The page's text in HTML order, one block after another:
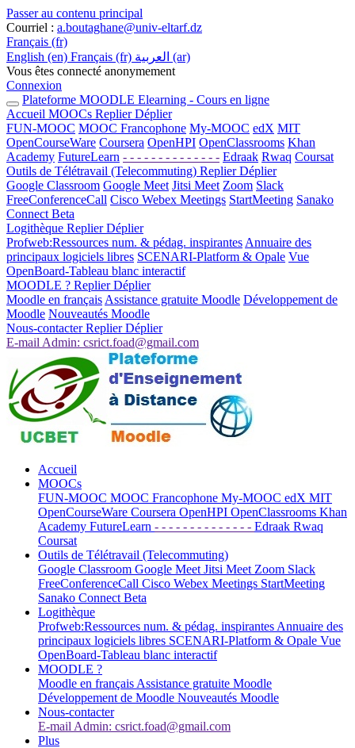
Passer au contenu principal
Courriel : a.boutaghane@univ-eltarf.dz
Français ‎(fr)‎
English ‎(en)‎ Français ‎(fr)‎
العربية ‎(ar)‎
Vous êtes connecté anonymement
Connexion
Plateforme MOODLE Elearning - Cours en ligne
Accueil MOOCs ReplierDéplier
FUN-MOOC MOOC Francophone My-MOOC edX MIT
OpenCourseWare Coursera OpenHPI OpenClassrooms Khan
Academy FutureLearn - - - - - - - - - - - - - - Edraak Rwaq Coursat
Outils de Télétravail (Telecommuting) ReplierDéplier
Google Classroom Google Meet Jitsi Meet Zoom Slack
FreeConferenceCall Cisco Webex Meetings StartMeeting Sanako
Connect Beta
Logithèque ReplierDéplier
Profweb:Ressources num. & pédag. inspirantes Annuaire des
principaux logiciels libres SCENARI-Platform & Opale Vue
OpenBoard-Tableau blanc interactif
MOODLE ? ReplierDéplier
Moodle en français Assistance gratuite Moodle Développement de
Moodle Nouveautés Moodle
Nous-contacterReplierDéplier
E-mail Admin: csrict.foad@gmail.com
Accueil
MOOCs
FUN-MOOC MOOC Francophone My-MOOC edX MIT
OpenCourseWare Coursera OpenHPI OpenClassrooms Khan
Academy FutureLearn - - - - - - - - - - - - - - Edraak Rwaq
Coursat
Outils de Télétravail (Telecommuting)
Google Classroom Google Meet Jitsi Meet Zoom Slack
FreeConferenceCall Cisco Webex Meetings StartMeeting
Sanako Connect Beta
Logithèque
Profweb:Ressources num. & pédag. inspirantes Annuaire des
principaux logiciels libres SCENARI-Platform & Opale Vue
OpenBoard-Tableau blanc interactif
MOODLE ?
Moodle en français Assistance gratuite Moodle
Développement de Moodle Nouveautés Moodle
Nous-contacter
E-mail Admin: csrict.foad@gmail.com
Plus